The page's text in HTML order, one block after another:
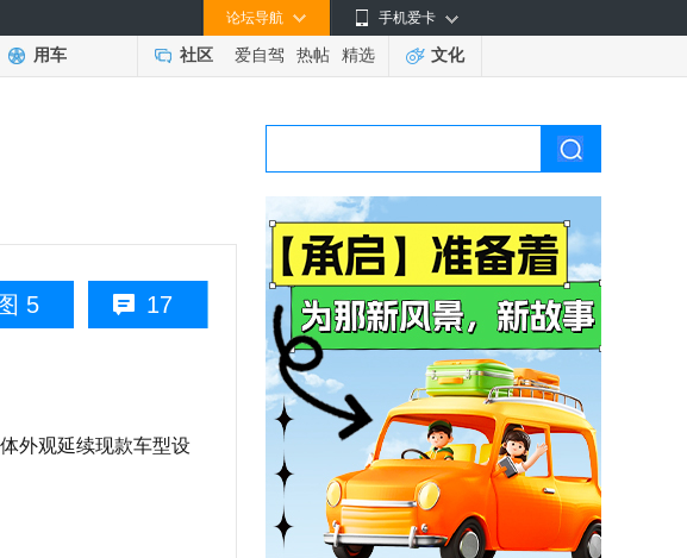
手机爱卡
论坛导航
用车 社区 爱自驾 热帖 精选 文化
17
5
外观延续现款车型设